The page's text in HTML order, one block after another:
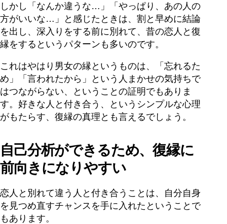
しかし「なんか違うな…」「やっぱり、あの人の
方がいいな…」と感じたときは、割と早めに結論
を出し、深入りをする前に別れて、昔の恋人と復
縁をするというパターンも多いのです。
これはやはり男女の縁というものは、「忘れるた
め」「言われたから」という人まかせの気持ちで
はつながらない、ということの証明でもありま
す。好きな人と付き合う、というシンプルな心理
がもたらす、復縁の真理とも言えるでしょう。
自己分析ができるため、復縁に
前向きになりやすい
恋人と別れて違う人と付き合うことは、自分自身
を見つめ直すチャンスを手に入れたということで
もあります。